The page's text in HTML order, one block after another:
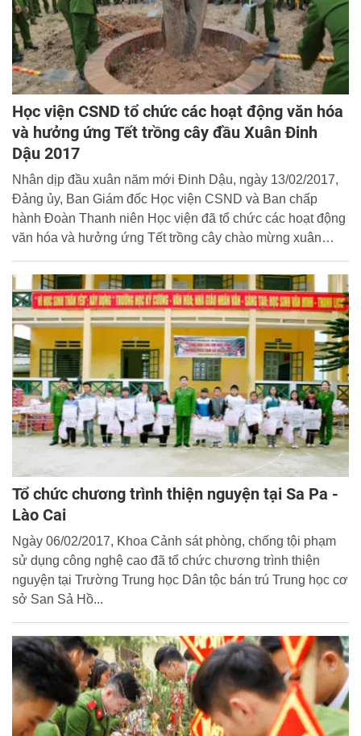
Học viện CSND tổ chức các hoạt động văn hóa
và hưởng ứng Tết trồng cây đầu Xuân Đinh
Dậu 2017
Nhân dịp đầu xuân năm mới Đinh Dậu, ngày 13/02/2017,
Đảng ủy, Ban Giám đốc Học viện CSND và Ban chấp
hành Đoàn Thanh niên Học viện đã tổ chức các hoạt động
văn hóa và hưởng ứng Tết trồng cây chào mừng xuân
Tổ chức chương trình thiện nguyện tại Sa Pa -
Lào Cai
Ngày 06/02/2017, Khoa Cảnh sát phòng, chống tội phạm
sử dụng công nghệ cao đã tổ chức chương trình thiện
nguyện tại Trường Trung học Dân tộc bán trú Trung học cơ
sở San Sả Hồ...